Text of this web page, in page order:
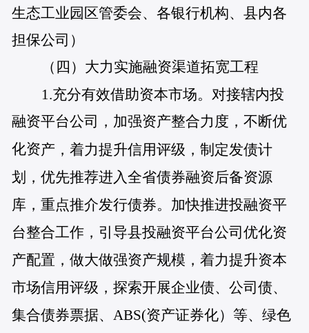
生态工业园区管委会、各银行机构、县内各
担保公司）
（四）大力实施融资渠道拓宽工程
1.充分有效借助资本市场。对接辖内投
融资平台公司，加强资产整合力度，不断优
化资产，着力提升信用评级，制定发债计
划，优先推荐进入全省债券融资后备资源
库，重点推介发行债券。加快推进投融资平
台整合工作，引导县投融资平台公司优化资
产配置，做大做强资产规模，着力提升资本
市场信用评级，探索开展企业债、公司债、
集合债券票据、ABS(资产证券化）等、绿色